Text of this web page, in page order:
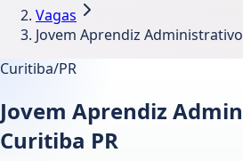
Vagas
Jovem Aprendiz
Curitiba/PR
Jovem Aprendiz
Curitiba PR